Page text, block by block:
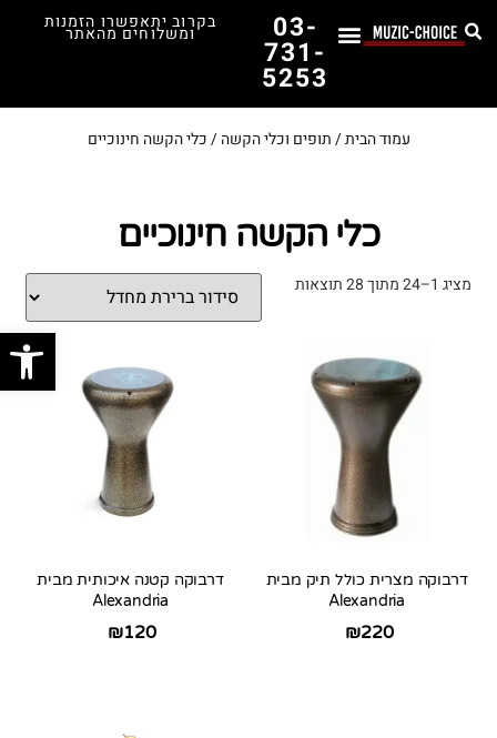
03-
731-
5253
בקרוב יתאפשרו הזמנות
ומשלוחים מהאתר
עמוד הבית/תופים וכלי הקשה/ כלי הקשה חינוכיים
כלי הקשה חינוכיים
מציג 1–24 מתוך 28 תוצאות
דרבוקה מצרית כולל תיק מבית
Alexandria
₪220
דרבוקה קטנה איכותית מבית
Alexandria
₪120
פתח